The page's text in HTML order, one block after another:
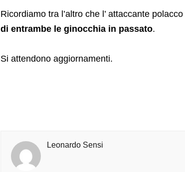
Ricordiamo tra l’altro che l’ attaccante polacco
di entrambe le ginocchia in passato.
Si attendono aggiornamenti.
Leonardo Sensi